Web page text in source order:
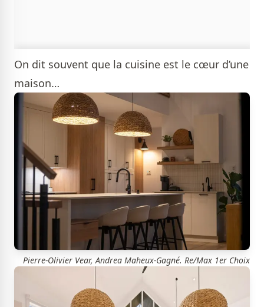
On dit souvent que la cuisine est le cœur d’une
maison…
Pierre-Olivier Vear, Andrea Maheux-Gagné. Re/Max 1er Choix